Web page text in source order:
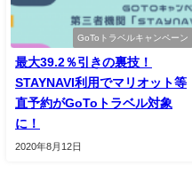
GoToトラベルキャンペーン
最大39.2％引きの裏技！
STAYNAVI利用でマリオット等
直予約がGoToトラベル対象
に！
2020年8月12日